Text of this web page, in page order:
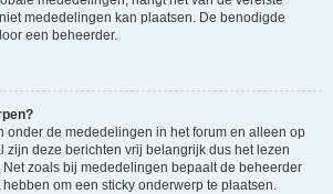
mededelingen kan plaatsen. De benodigde
een beheerder.
onder de mededelingen in het forum en alleen op
zijn deze berichten vrij belangrijk dus het lezen
zoals bij mededelingen bepaalt de beheerder
om een sticky onderwerp te plaatsen.